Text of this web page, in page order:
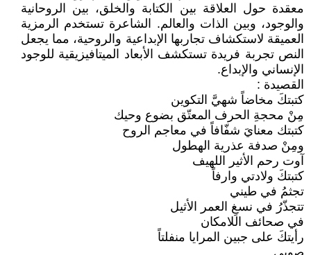
معقدة حول العلاقة بين الكتابة والخلق، بين الروحانية
والوجود، وبين الذات والعالم. الشاعرة تستخدم الرمزية
العميقة لاستكشاف تجاربها الإبداعية والروحية، مما يجعل
النص تجربة فريدة تستكشف الأبعاد الميتافيزيقية للوجود
الإنساني والإبداع.
القصيدة :
كتبتكَ مخاضاً شهيَّ التكوين
مِنْ محجةِ الحرف المعتّق بضوع وحيك
كتبتك معنايَ شفّافاً في معاجم الروح
ومِنْ صدفة عذرية الهطول
آوت رحم الأثير اللهيف
كتبتكَ ولادتي وارفاً
تجثمُ في طيني
تتجذّرُ في نسغِ العمر الأثيل
في صحائف اللامكان
رأيتكَ على جبين المرايا منفلتاً